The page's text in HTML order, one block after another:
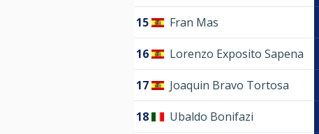
15 Fran Mas
16 Lorenzo Exposito Sapena
17 Joaquin Bravo Tortosa
18 Ubaldo Bonifazi